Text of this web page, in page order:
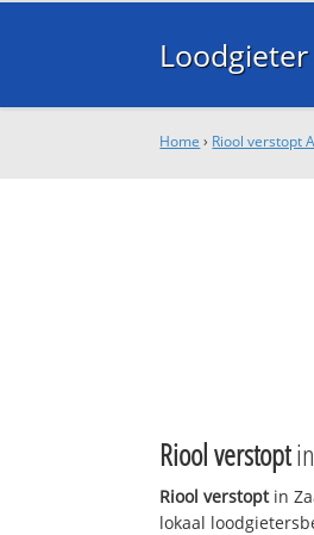
Home › Riool verstopt
Riool verstopt
Riool verstoptin
lokaal